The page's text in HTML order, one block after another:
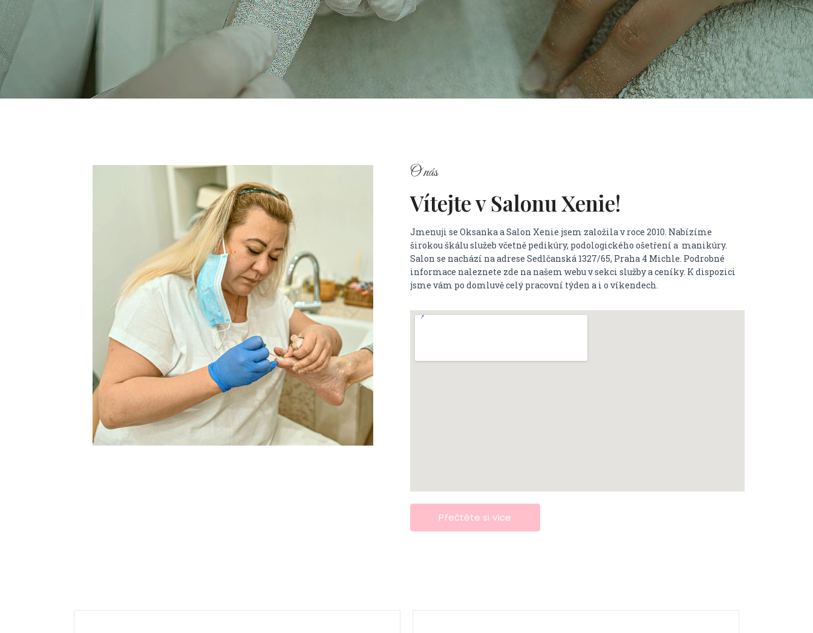
O nás
Vítejte v Salonu Xenie!
Jmenuji se Oksanka a Salon Xenie jsem založila v roce 2010. Nabízíme
širokou škálu služeb včetně pedikúry, podologického ošetření a manikúry.
Salon se nachází na adrese Sedlčanská 1327/65, Praha 4 Michle. Podrobné
informace naleznete zde na našem webu v sekci služby a ceníky. K dispozici
jsme vám po domluvě celý pracovní týden a i o víkendech.
Přečtěte si více